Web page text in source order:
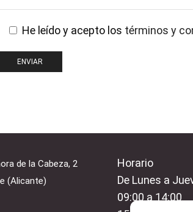
He leído y acepto los términos y
de la Cabeza, 2
(Alicante)
Horario
De Lunes a
09:00 a 14:00